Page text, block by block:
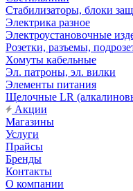
Стабилизаторы, блоки
Электрика разное
Электроустановочные
Розетки, разъемы,
Хомуты кабельные
Эл. патроны, эл. вилки
Элементы питания
Щелочные LR
Акции
Магазины
Услуги
Прайсы
Бренды
Контакты
О компании